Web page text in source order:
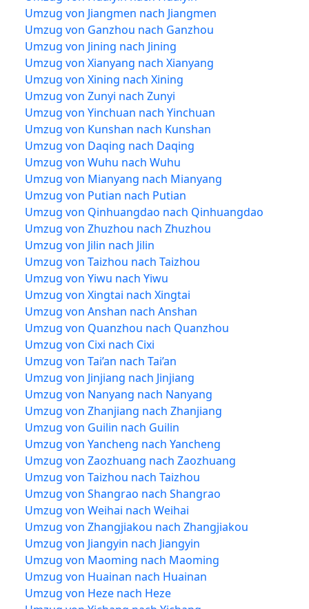
Umzug von Jiangmen nach Jiangmen
Umzug von Ganzhou nach Ganzhou
Umzug von Jining nach Jining
Umzug von Xianyang nach Xianyang
Umzug von Xining nach Xining
Umzug von Zunyi nach Zunyi
Umzug von Yinchuan nach Yinchuan
Umzug von Kunshan nach Kunshan
Umzug von Daqing nach Daqing
Umzug von Wuhu nach Wuhu
Umzug von Mianyang nach Mianyang
Umzug von Putian nach Putian
Umzug von Qinhuangdao nach Qinhuangdao
Umzug von Zhuzhou nach Zhuzhou
Umzug von Jilin nach Jilin
Umzug von Taizhou nach Taizhou
Umzug von Yiwu nach Yiwu
Umzug von Xingtai nach Xingtai
Umzug von Anshan nach Anshan
Umzug von Quanzhou nach Quanzhou
Umzug von Cixi nach Cixi
Umzug von Tai’an nach Tai’an
Umzug von Jinjiang nach Jinjiang
Umzug von Nanyang nach Nanyang
Umzug von Zhanjiang nach Zhanjiang
Umzug von Guilin nach Guilin
Umzug von Yancheng nach Yancheng
Umzug von Zaozhuang nach Zaozhuang
Umzug von Taizhou nach Taizhou
Umzug von Shangrao nach Shangrao
Umzug von Weihai nach Weihai
Umzug von Zhangjiakou nach Zhangjiakou
Umzug von Jiangyin nach Jiangyin
Umzug von Maoming nach Maoming
Umzug von Huainan nach Huainan
Umzug von Heze nach Heze